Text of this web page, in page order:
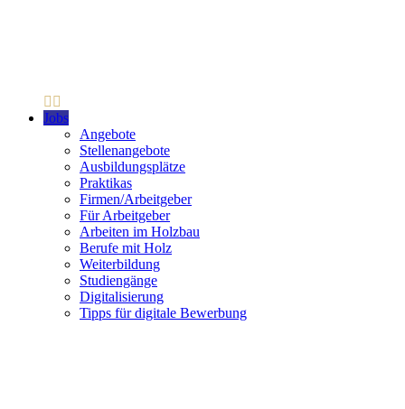
Jobs
Angebote
Stellenangebote
Ausbildungsplätze
Praktikas
Firmen/Arbeitgeber
Für Arbeitgeber
Arbeiten im Holzbau
Berufe mit Holz
Weiterbildung
Studiengänge
Digitalisierung
Tipps für digitale Bewerbung